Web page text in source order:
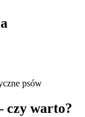
czy warto?